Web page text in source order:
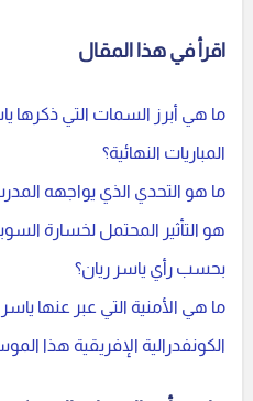
اقرأ في هذا المقال
ما هي أبرز السمات التي ذكرها
المباريات النهائية؟
ما هو التحدي الذي يواجهه
هو التأثير المحتمل لخسارة
بحسب رأي ياسر ريان؟
ما هي الأمنية التي عبر عنها
الكونفدرالية الإفريقية هذا